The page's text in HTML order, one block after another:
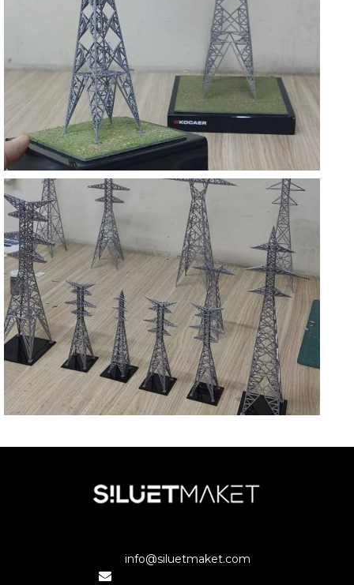
KOCAER YÜKSEK GERİLİM DİREKLERİ
KOCAELİ
KOCAELİ
info@siluetmaket.com